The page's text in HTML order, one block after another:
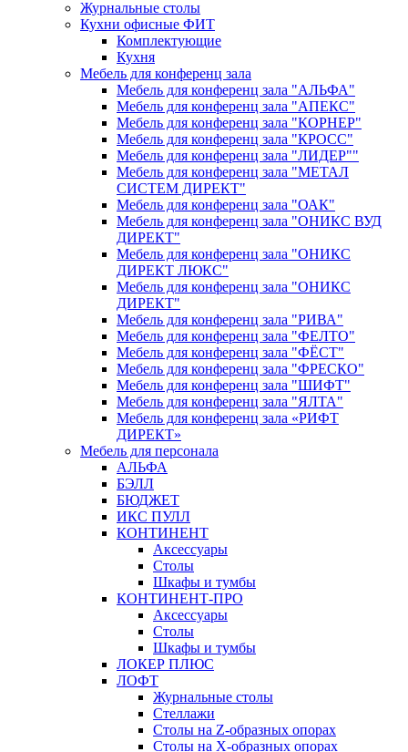
Журнальные столы
Кухни офисные ФИТ
Комплектующие
Кухня
Мебель для конференц зала
Мебель для конференц зала "АЛЬФА"
Мебель для конференц зала "АПЕКС"
Мебель для конференц зала "КОРНЕР"
Мебель для конференц зала "КРОСС"
Мебель для конференц зала "ЛИДЕР""
Мебель для конференц зала "МЕТАЛ
СИСТЕМ ДИРЕКТ"
Мебель для конференц зала "ОАК"
Мебель для конференц зала "ОНИКС ВУД
ДИРЕКТ"
Мебель для конференц зала "ОНИКС
ДИРЕКТ ЛЮКС"
Мебель для конференц зала "ОНИКС
ДИРЕКТ"
Мебель для конференц зала "РИВА"
Мебель для конференц зала "ФЕЛТО"
Мебель для конференц зала "ФЁСТ"
Мебель для конференц зала "ФРЕСКО"
Мебель для конференц зала "ШИФТ"
Мебель для конференц зала "ЯЛТА"
Мебель для конференц зала «РИФТ
ДИРЕКТ»
Мебель для персонала
АЛЬФА
БЭЛЛ
БЮДЖЕТ
ИКС ПУЛЛ
КОНТИНЕНТ
Аксессуары
Столы
Шкафы и тумбы
КОНТИНЕНТ-ПРО
Аксессуары
Столы
Шкафы и тумбы
ЛОКЕР ПЛЮС
ЛОФТ
Журнальные столы
Стеллажи
Столы на Z-образных опорах
Столы на Х-образных опорах